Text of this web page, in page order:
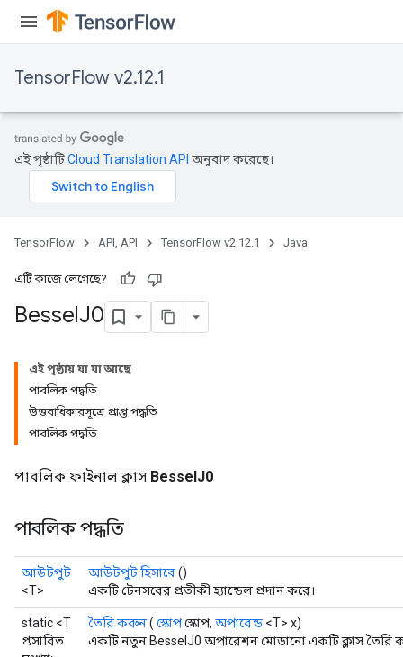
TensorFlow v2.12.1
এই পৃষ্ঠাটিCloud Translation API অনুবাদ করেছে।
TensorFlow API, API TensorFlow v2.12.1 Java
এটি কাজে লেগেছে?
BesselJ0
এই পৃষ্ঠায় যা যা আছে
পাবলিক পদ্ধতি
উত্তরাধিকারসূত্রে প্রাপ্ত পদ্ধতি
পাবলিক পদ্ধতি
পাবলিক ফাইনাল ক্লাস BesselJ0
পাবলিক পদ্ধতি
আউটপুট
<T>
আউটপুট হিসাবে()
একটি টেনসরের প্রতীকী হ্যান্ডেল প্রদান করে।
static <T
প্রসারিত
তৈরি করুন( স্কোপস্কোপ, অপারেন্ড <T> x)
একটি নতুন BesselJ0 অপারেশন মোড়ানো একটি ক্লাস তৈরি